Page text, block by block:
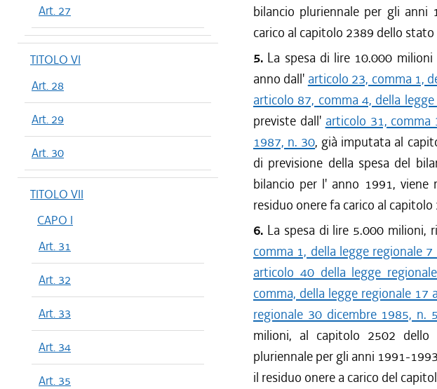
Art. 27
TITOLO VI
Art. 28
Art. 29
Art. 30
TITOLO VII
CAPO I
Art. 31
Art. 32
Art. 33
Art. 34
Art. 35
bilancio pluriennale per gli
carico al capitolo 2389 dello
5. La spesa di lire 10.000
anno dall' articolo 23, comma 1,
articolo 87, comma 4, della
previste dall' articolo 31, comma
1987, n. 30, già imputata al
di previsione della spesa del
bilancio per l' anno 1991,
residuo onere fa carico al
6. La spesa di lire 5.000 milioni,
comma 1, della legge regionale
articolo 40 della legge
comma, della legge regionale 17
regionale 30 dicembre 1985, n.
milioni, al capitolo 2502 dello
pluriennale per gli anni 1991-
il residuo onere a carico del